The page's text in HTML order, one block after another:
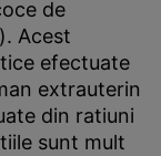
de
Acest
efectuate
extrauterin
din ratiuni
sunt mult